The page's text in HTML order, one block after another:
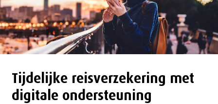
Tijdelijke reisverzekering met
digitale ondersteuning